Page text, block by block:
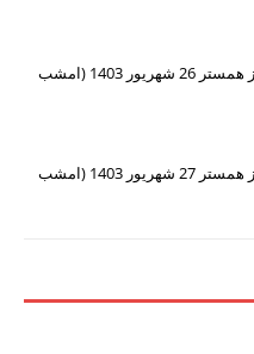
کد مورس همستر ۲۶ شهریور امروز – رمز همستر 26 شهریور 1403 (امشب
کد مورس همستر ۲۷ شهریور امروز – رمز همستر 27 شهریور 1403 (امشب